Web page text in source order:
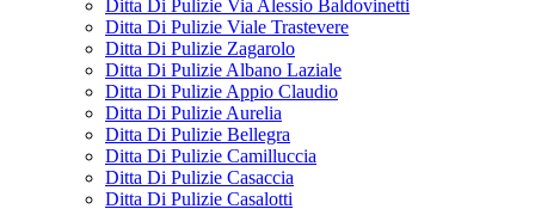
Ditta Di Pulizie Via Alessio Baldovinetti
Ditta Di Pulizie Viale Trastevere
Ditta Di Pulizie Zagarolo
Ditta Di Pulizie Albano Laziale
Ditta Di Pulizie Appio Claudio
Ditta Di Pulizie Aurelia
Ditta Di Pulizie Bellegra
Ditta Di Pulizie Camilluccia
Ditta Di Pulizie Casaccia
Ditta Di Pulizie Casalotti